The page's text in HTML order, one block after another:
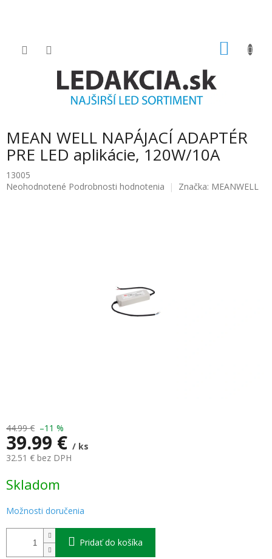
MEAN WELL NAPÁJACÍ ADAPTÉR
PRE LED aplikácie, 120W/10A
13005
Priemerné
Neohodnotené Podrobnosti hodnotenia Značka: MEANWELL
44.99 € –11 %
39.99 € / ks
32.51 € bez DPH
cena:
Skladom
Možnosti doručenia
Pridať do košíka